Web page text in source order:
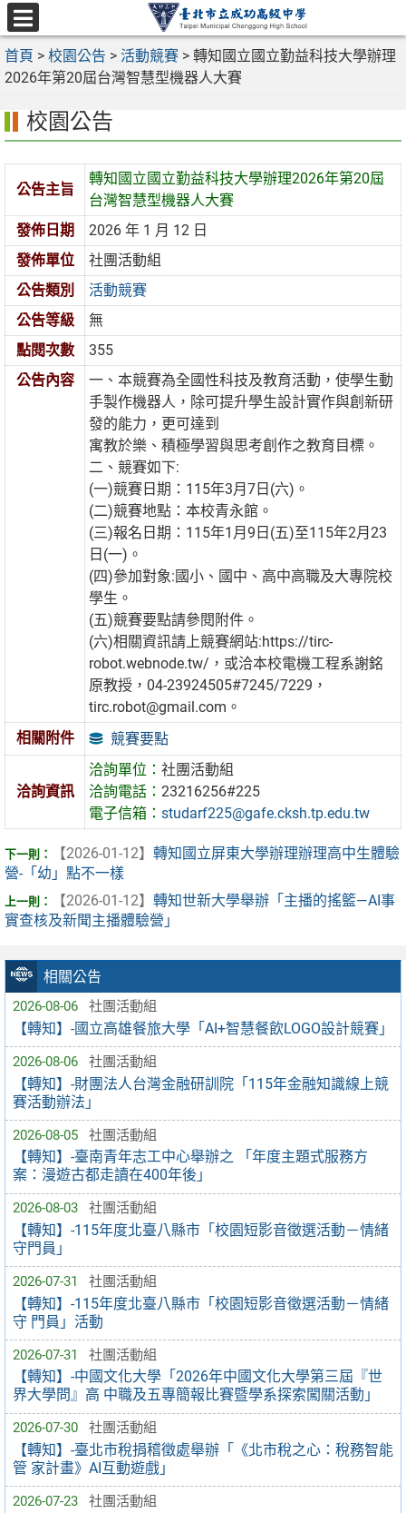
跳
至
主
要
區
選
單
首頁 > 校園公告 > 活動競賽 > 轉知國立國立勤益科技大學辦理
2026年第20屆台灣智慧型機器人大賽
相關公告
2026-08-06 社團活動組
【轉知】-國立高雄餐旅大學「AI+智慧餐飲LOGO設計競賽」
2026-08-06 社團活動組
【轉知】-財團法人台灣金融研訓院「115年金融知識線上競
賽活動辦法」
2026-08-05 社團活動組
【轉知】-臺南青年志工中心舉辦之 「年度主題式服務方
案：漫遊古都走讀在400年後」
2026-08-03 社團活動組
【轉知】-115年度北臺八縣市「校園短影音徵選活動－情緒
守門員」
2026-07-31 社團活動組
【轉知】-115年度北臺八縣市「校園短影音徵選活動－情緒
守 門員」活動
2026-07-31 社團活動組
【轉知】-中國文化大學「2026年中國文化大學第三屆『世
界大學問』高 中職及五專簡報比賽暨學系探索闖關活動」
2026-07-30 社團活動組
【轉知】-臺北市稅捐稽徵處舉辦「《北市稅之心：稅務智能
管 家計畫》AI互動遊戲」
2026-07-23 社團活動組
校園公告
公告主旨
轉知國立國立勤益科技大學辦理2026年第20屆
台灣智慧型機器人大賽
發佈日期
2026 年 1 月 12 日
發佈單位
社團活動組
公告類別
活動競賽
公告等級
無
點閱次數
355
公告內容
一、本競賽為全國性科技及教育活動，使學生動
手製作機器人，除可提升學生設計實作與創新研
發的能力，更可達到
寓教於樂、積極學習與思考創作之教育目標。
二、競賽如下:
(一)競賽日期：115年3月7日(六)。
(二)競賽地點：本校青永館。
(三)報名日期：115年1月9日(五)至115年2月23
日(一)。
(四)參加對象:國小、國中、高中高職及大專院校
學生。
(五)競賽要點請參閱附件。
(六)相關資訊請上競賽網站:https://tirc-
robot.webnode.tw/，或洽本校電機工程系謝銘
原教授，04-23924505#7245/7229，
tirc.robot@gmail.com。
相關附件
競賽要點
洽詢資訊
洽詢單位：社團活動組
洽詢電話：23216256#225
電子信箱：studarf225@gafe.cksh.tp.edu.tw
【2026-01-12】 轉知國立屏東大學辦理辦理高中生體驗
營-「幼」點不一樣
【2026-01-12】 轉知世新大學舉辦「主播的搖籃—AI事
實查核及新聞主播體驗營」